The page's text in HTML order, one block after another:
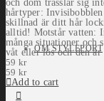
OM STYLEPORT
och dom trasslar sig
hårtyper:
skillnad är ditt hår
alltid! Motstår vatten:
många situationer
våt eller lös och den är
59 kr
59 kr
Add to cart